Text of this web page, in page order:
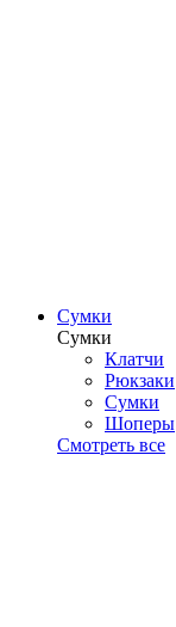
Сумки
Сумки
Клатчи
Рюкзаки
Сумки
Шоперы
Смотреть все